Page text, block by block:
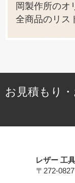
岡製作所のオ
全商品のリス
お見積もり
レザー 工
〒272-